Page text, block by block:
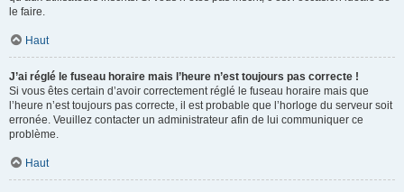
le faire.
Haut
J’ai réglé le fuseau horaire mais l’heure n’est toujours pas correcte !
Si vous êtes certain d’avoir correctement réglé le fuseau horaire mais que
l’heure n’est toujours pas correcte, il est probable que l’horloge du serveur soit
erronée. Veuillez contacter un administrateur afin de lui communiquer ce
problème.
Haut